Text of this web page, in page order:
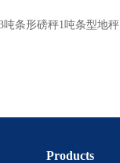
吨条形磅秤1吨条型地秤
Products